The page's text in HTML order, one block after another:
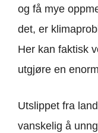
og få mye
det, er
Her kan faktisk
utgjøre en
Utslippet fra
vanskelig å